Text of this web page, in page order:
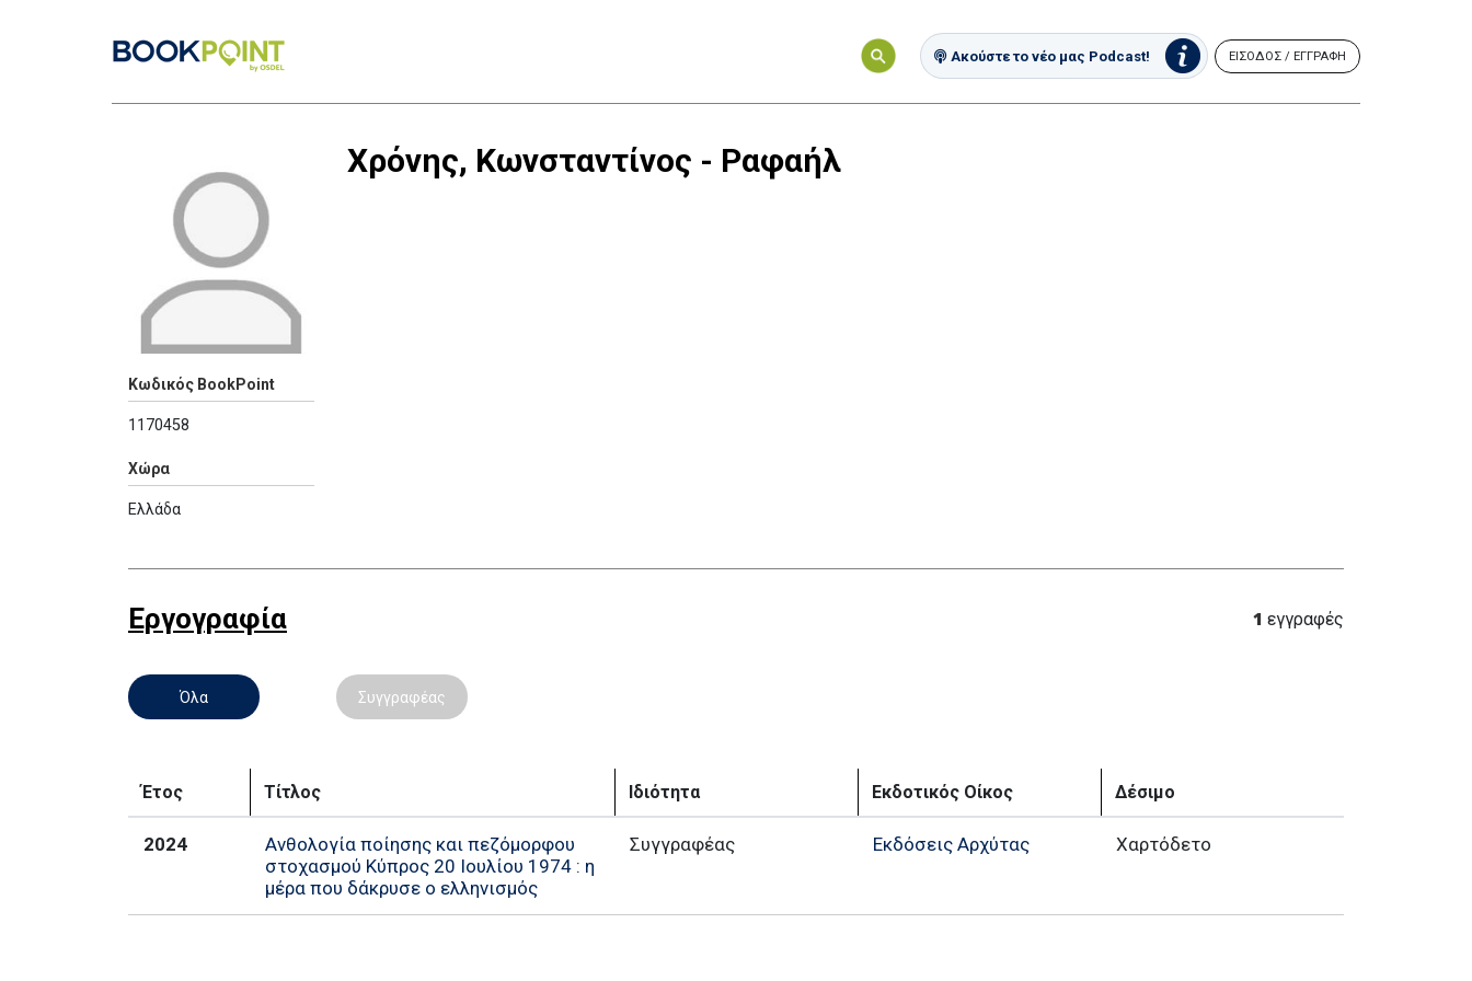
Ακούστε το νέο μας Podcast! ΕΙΣΟΔΟΣ / ΕΓΓΡΑΦΗ
Κωδικός BookPoint
1170458
Χώρα
Ελλάδα
Χρόνης, Κωνσταντίνος - Ραφαήλ
Εργογραφία 1 εγγραφές
Όλα Συγγραφέας
Έτος Τίτλος Ιδιότητα Εκδοτικός Οίκος Δέσιμο
2024
Ανθολογία ποίησης και πεζόμορφου
στοχασμού Κύπρος 20 Ιουλίου 1974 : η
μέρα που δάκρυσε ο ελληνισμός
Εκδόσεις Αρχύτας Χαρτόδετο